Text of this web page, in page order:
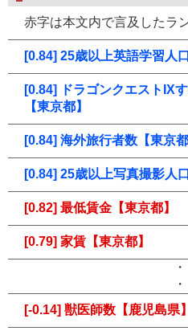
赤字は本文内で言及したラ
[0.84] 25歳以上英語学習人
[0.84] ドラゴンクエストIX
【東京都】
[0.84] 海外旅行者数【東京都
[0.84] 25歳以上写真撮影人
[0.82] 最低賃金【東京都】
[0.79] 家賃【東京都】
・
・
[-0.14] 獣医師数【鹿児島県】